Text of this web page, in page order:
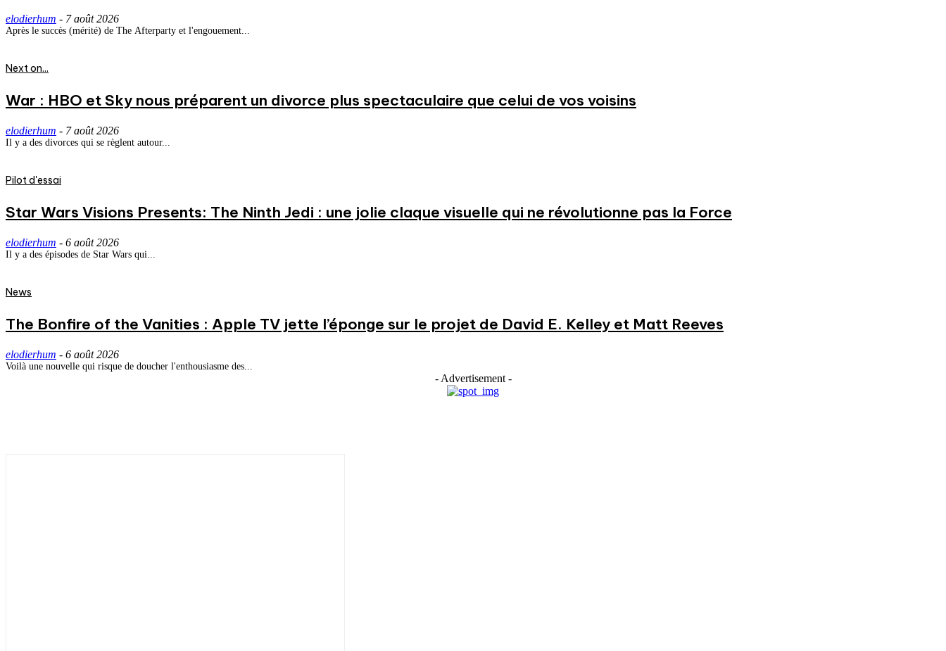
elodierhum - 7 août 2026
Après le succès (mérité) de The Afterparty et l'engouement...
Next on...
War : HBO et Sky nous préparent un divorce plus spectaculaire que celui de vos voisins
elodierhum - 7 août 2026
Il y a des divorces qui se règlent autour...
Pilot d'essai
Star Wars Visions Presents: The Ninth Jedi : une jolie claque visuelle qui ne révolutionne pas la Force
elodierhum - 6 août 2026
Il y a des épisodes de Star Wars qui...
News
The Bonfire of the Vanities : Apple TV jette l’éponge sur le projet de David E. Kelley et Matt Reeves
elodierhum - 6 août 2026
Voilà une nouvelle qui risque de doucher l'enthousiasme des...
- Advertisement -